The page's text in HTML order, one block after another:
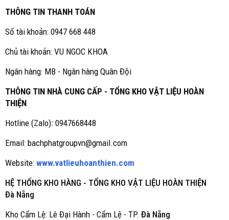
THÔNG TIN THANH TOÁN
Số tài khoản: 0947 668 448
Chủ tài khoản: VU NGOC KHOA
Ngân hàng: MB - Ngân hàng Quân Đội
THÔNG TIN NHÀ CUNG CẤP - TỔNG KHO VẬT LIỆU HOÀN
THIỆN
Hotline (Zalo): 0947668448
Email: bachphatgroupvn@gmail.com
Website: www.vatlieuhoanthien.com
HỆ THỐNG KHO HÀNG - TỔNG KHO VẬT LIỆU HOÀN THIỆN
Đà Nẵng
Kho Cẩm Lệ: Lê Đại Hành - Cẩm Lệ - TP. Đà Nẵng